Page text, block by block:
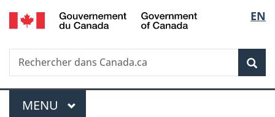
Passer
au
principal
Passer
à
Au
du
Passer
à
version
simplifiée
de
la
EN
Recherche
Rechercher
dans
Menu
MENU PRINCIPAL